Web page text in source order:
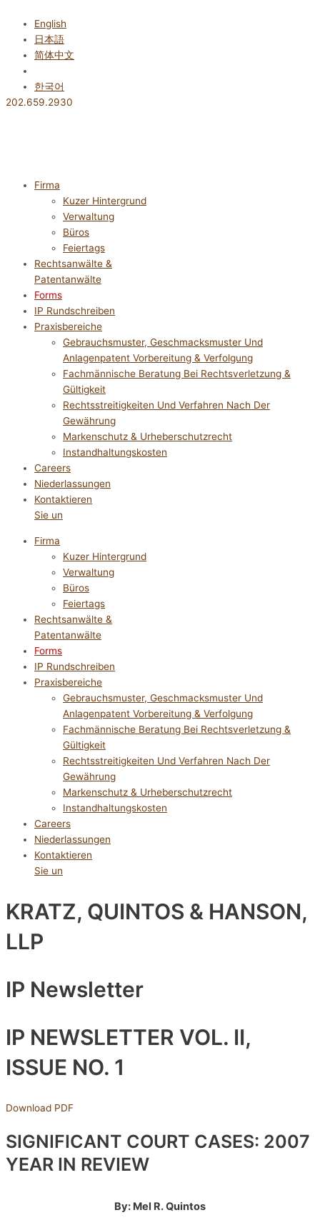
Inhalt
springen
English
日本語
简体中文
한국어
202.659.2930
Firma
Kuzer Hintergrund
Verwaltung
Büros
Feiertags
Rechtsanwälte &
Patentanwälte
Forms
IP Rundschreiben
Praxisbereiche
Gebrauchsmuster, Geschmacksmuster Und
Anlagenpatent Vorbereitung & Verfolgung
Fachmännische Beratung Bei Rechtsverletzung &
Gültigkeit
Rechtsstreitigkeiten Und Verfahren Nach Der
Gewährung
Markenschutz & Urheberschutzrecht
Instandhaltungskosten
Careers
Niederlassungen
Kontaktieren
Sie un
Firma
Kuzer Hintergrund
Verwaltung
Büros
Feiertags
Rechtsanwälte &
Patentanwälte
Forms
IP Rundschreiben
Praxisbereiche
Gebrauchsmuster, Geschmacksmuster Und
Anlagenpatent Vorbereitung & Verfolgung
Fachmännische Beratung Bei Rechtsverletzung &
Gültigkeit
Rechtsstreitigkeiten Und Verfahren Nach Der
Gewährung
Markenschutz & Urheberschutzrecht
Instandhaltungskosten
Careers
Niederlassungen
Kontaktieren
Sie un
KRATZ, QUINTOS & HANSON,
LLP
IP Newsletter
IP NEWSLETTER VOL. II,
ISSUE NO. 1
Download PDF
SIGNIFICANT COURT CASES: 2007
YEAR IN REVIEW
By: Mel R. Quintos